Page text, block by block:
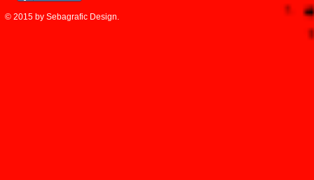
© 2015 by Sebagrafic Design.